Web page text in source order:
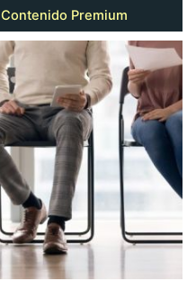
Contenido Premium